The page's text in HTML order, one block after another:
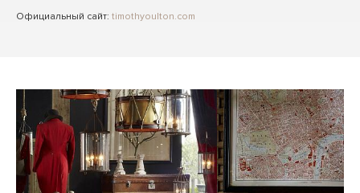
Официальный сайт: timothyoulton.com